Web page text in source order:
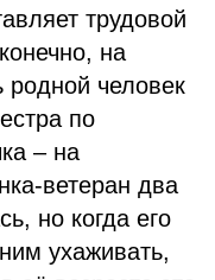
трудовой
на
родной человек
по
– на
ветеран два
но когда его
ухаживать,